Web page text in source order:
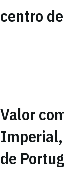
centro
Valor
de